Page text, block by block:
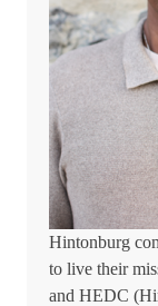
Hintonburg
to live their
and HEDC